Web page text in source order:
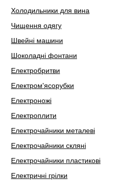
Холодильники для вина
Чищення одягу
Швейні машини
Шоколадні фонтани
Електробритви
Електром'ясорубки
Електроножі
Електроплити
Електрочайники металеві
Електрочайники скляні
Електрочайники пластикові
Електричні грілки